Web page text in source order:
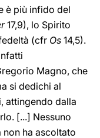
è più infido del
17,9), lo Spirito
(cfr Os 14,5).
Magno, che
si dedichi al
attingendo dalla
[...] Nessuno
ha ascoltato